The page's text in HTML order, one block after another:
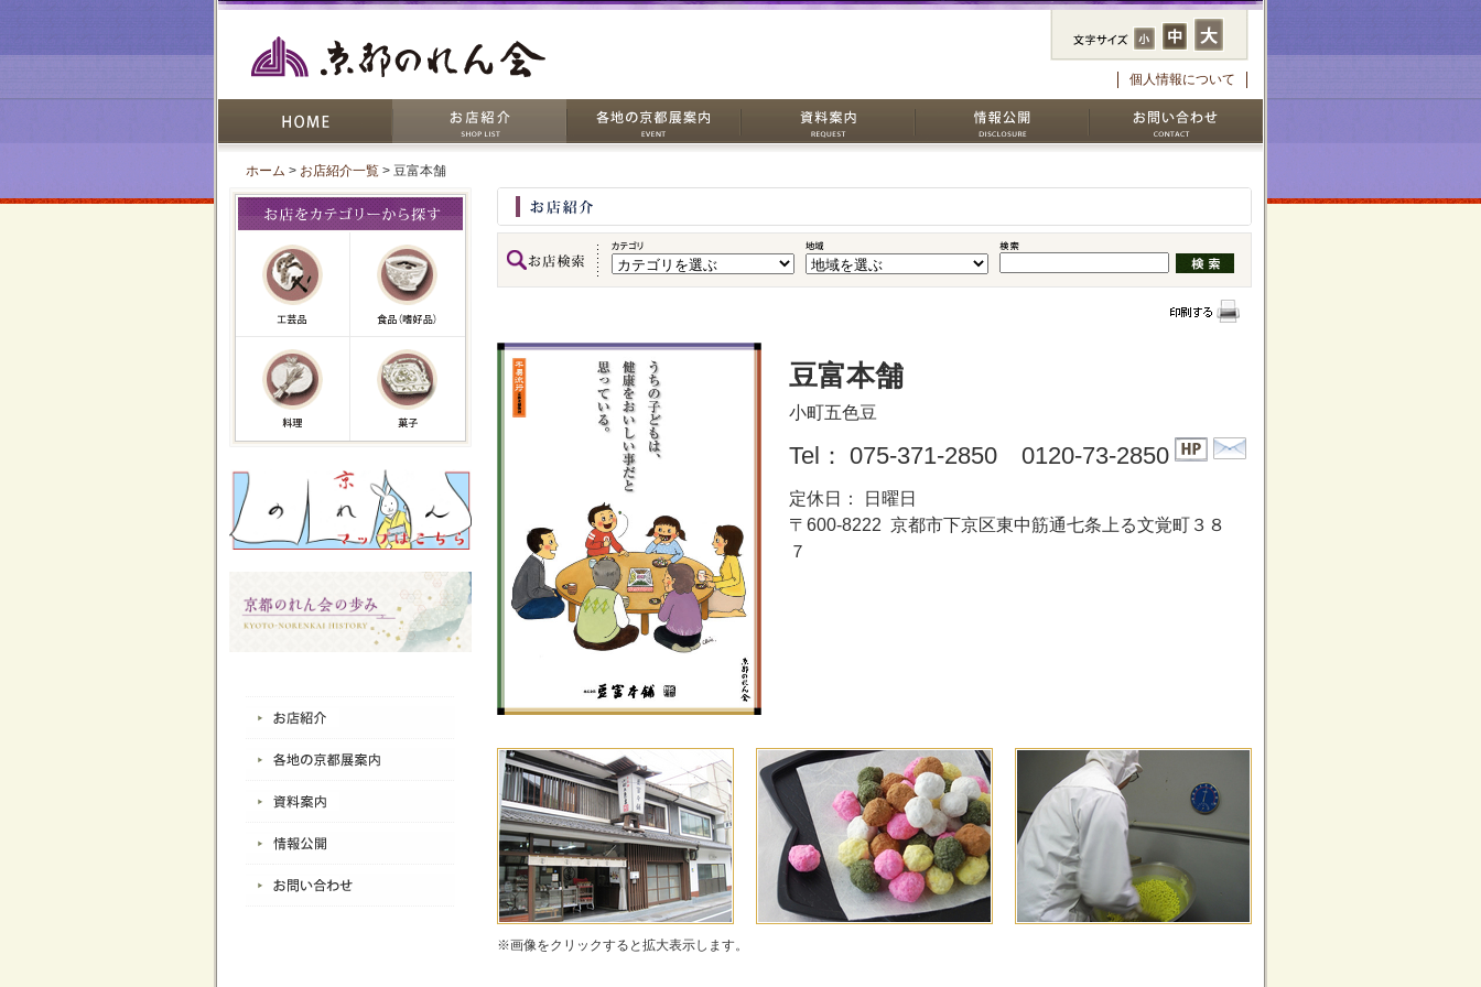
個人情報について
ホーム > お店紹介一覧 > 豆富本舗
豆富本舗
小町五色豆
Tel： 075-371-2850 0120-73-2850
定休日：
日曜日
〒600-8222 京都市下京区東中筋通七条上る文覚町３８
７
※画像をクリックすると拡大表示します。